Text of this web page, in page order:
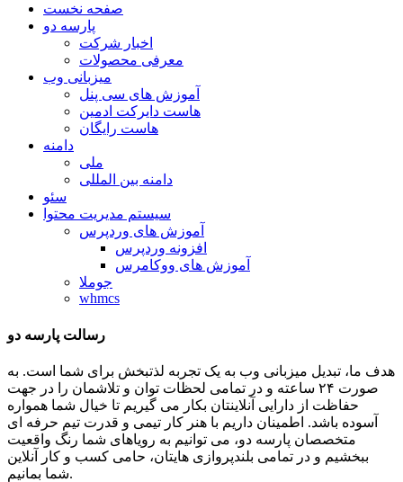
صفحه نخست
پارسه دو
اخبار شرکت
معرفی محصولات
میزبانی وب
آموزش های سی پنل
هاست دایرکت ادمین
هاست رایگان
دامنه
ملی
دامنه بین المللی
سئو
سیستم مدیریت محتوا
آموزش های وردپرس
افزونه وردپرس
آموزش های ووکامرس
جوملا
whmcs
رسالت پارسه دو
هدف ما، تبدیل میزبانی وب به یک تجربه لذتبخش برای شما است. به
صورت ۲۴ ساعته و در تمامی لحظات توان و تلاشمان را در جهت
حفاظت از دارایی آنلاینتان بکار می گیریم تا خیال شما همواره
آسوده باشد. اطمینان داریم با هنر کار تیمی و قدرت تیم حرفه ای
متخصصان پارسه دو، می توانیم به رویاهای شما رنگ واقعیت
ببخشیم و در تمامی بلندپروازی هایتان، حامی کسب و کار آنلاین
شما بمانیم.